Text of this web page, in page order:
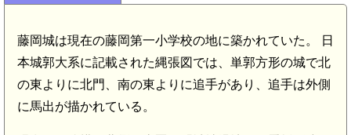
藤岡城は現在の藤岡第一小学校の地に築かれていた。 日
本城郭大系に記載された縄張図では、単郭方形の城で北
の東よりに北門、南の東よりに追手があり、追手は外側
に馬出が描かれている。